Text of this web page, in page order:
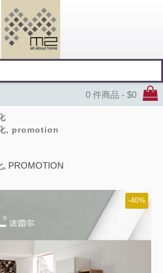
0 件商品 - $0
, promotion
, PROMOTION
-40%